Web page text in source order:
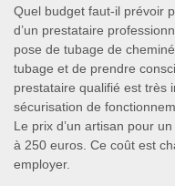
Quel budget faut-il prévoir
d’un prestataire
pose de tubage de
tubage et de prendre
prestataire qualifié est très
sécurisation de
Le prix d’un artisan pour
à 250 euros. Ce coût est
employer.